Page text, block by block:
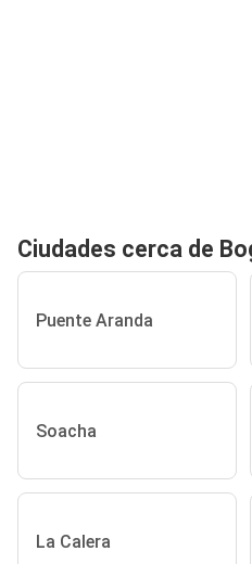
Ciudades cerca de
Puente Aranda
Soacha
La Calera